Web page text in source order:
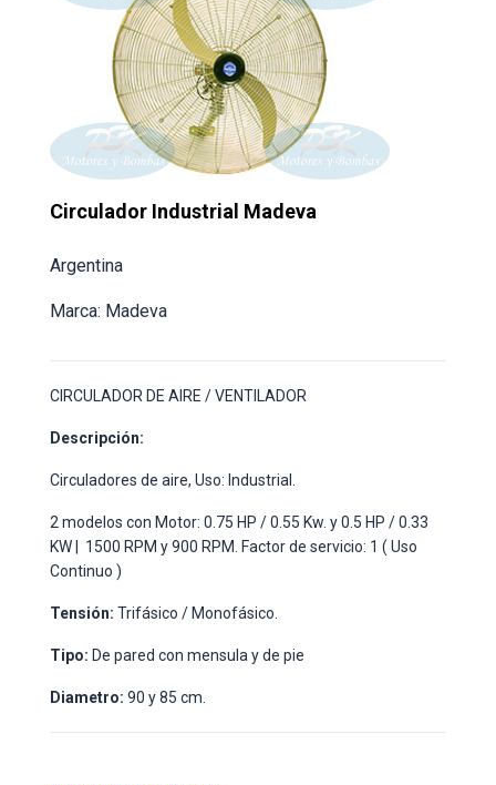
Circulador Industrial Madeva
Argentina
Marca: Madeva
CIRCULADOR DE AIRE / VENTILADOR
Descripción:
Circuladores de aire, Uso: Industrial.
2 modelos con Motor: 0.75 HP / 0.55 Kw. y 0.5 HP / 0.33
KW | 1500 RPM y 900 RPM. Factor de servicio: 1 ( Uso
Continuo )
Tensión: Trifásico / Monofásico.
Tipo: De pared con mensula y de pie
Diametro: 90 y 85 cm.